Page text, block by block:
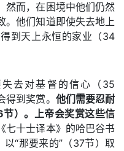
然而，在困境中他们仍然
。他们知道即使失去地上
到天上永恒的家业（34
去对基督的信心（35
到奖赏。 他们需要忍耐
）。上帝会奖赏这些信
七十士译本》的哈巴谷书
“那要来的”（37节）取